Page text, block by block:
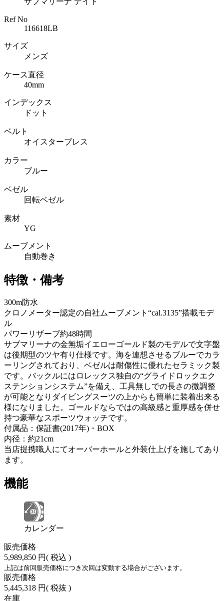
Ref No
116618LB
サイズ
メンズ
ケース直径
40mm
インデックス
ドット
ベルト
オイスターブレス
カラー
ブルー
ベゼル
回転ベゼル
素材
YG
ムーブメント
自動巻き
特徴・備考
300m防水
クロノメーター認定の自社ムーブメント“cal.3135”搭載モデ
ル
パワーリザーブ約48時間
サブマリーナの金無垢イエローゴールド製のモデルで文字盤
は後期型のツヤ有り仕様です。海を連想させるブルーでカラ
ーリングされており、ベゼルは耐傷性に優れたセラミック製
です。バックルにはロレックス独自の“グライドロックエク
ステンションシステム”を備え、工具無しでの長さの微調整
が可能となりダイビングスーツの上からも簡単に装着出来る
様になりました。ゴールドならではの高級感と重厚感を併せ
持つ豪華なスポーツウォッチです。
付属品：保証書(2017年)・BOX
内径：約21cm
当店提携職人にてオーバーホールと外装仕上げを施してあり
ます。
機能
カレンダー
販売価格
5,989,850 円( 税込 )
上記は前回販売価格につき次回は変動する場合がございます。
販売価格
5,445,318 円( 税抜 )
在庫